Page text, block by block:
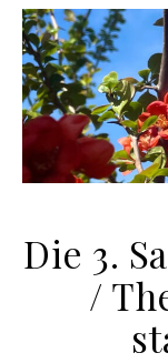
Die 3.
/